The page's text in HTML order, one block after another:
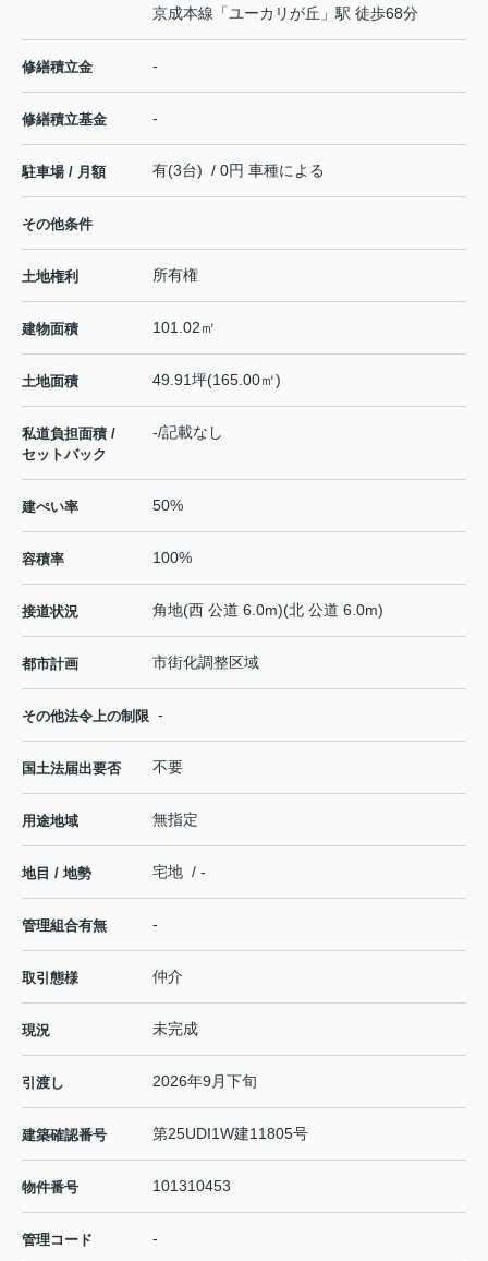
京成本線 「ユーカリが丘 」駅 徒歩68分
修繕積立金 -
修繕積立基金 -
駐車場 / 月額 有(3台) / 0円 車種による
その他条件
土地権利 所有権
建物面積 101.02㎡
土地面積 49.91坪(165.00㎡)
私道負担面積 /
セットバック
-/記載なし
建ぺい率 50%
容積率 100%
接道状況 角地(西 公道 6.0m)(北 公道 6.0m)
都市計画 市街化調整区域
その他法令上の制限 -
国土法届出要否 不要
用途地域 無指定
地目 / 地勢 宅地 / -
管理組合有無 -
取引態様 仲介
現況 未完成
引渡し 2026年9月下旬
建築確認番号 第25UDI1W建11805号
物件番号 101310453
管理コード -